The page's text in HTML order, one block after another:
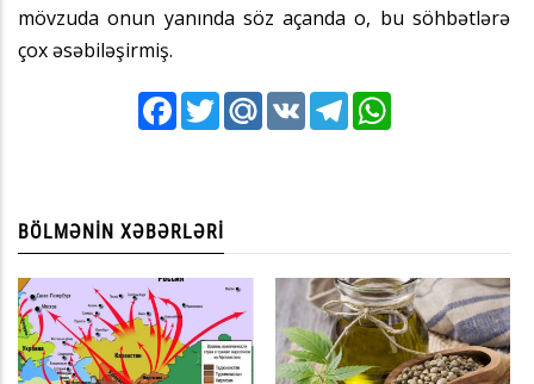
mövzuda onun yanında söz açanda o, bu söhbətlərə
çox əsəbiləşirmiş.
FacebookTwitterMail.RuVK Telegram
BÖLMƏNIN XƏBƏRLƏRI